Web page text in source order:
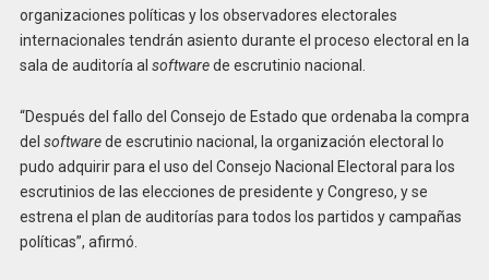
organizaciones políticas y los observadores electorales
internacionales tendrán asiento durante el proceso electoral en la
sala de auditoría al softwarede escrutinio nacional.
“Después del fallo del Consejo de Estado que ordenaba la compra
del softwarede escrutinio nacional, la organización electoral lo
pudo adquirir para el uso del Consejo Nacional Electoral para los
escrutinios de las elecciones de presidente y Congreso, y se
estrena el plan de auditorías para todos los partidos y campañas
políticas”, afirmó.